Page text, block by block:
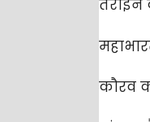
तराइन
कौरव